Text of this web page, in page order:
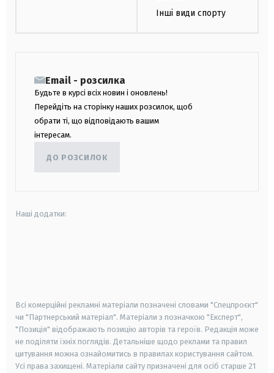
Інші види спорту
Email - розсилка
Будьте в курсі всіх новин і оновлень!
Перейдіть на сторінку наших розсилок, щоб
обрати ті, що відповідають вашим
інтересам.
ДО РОЗСИЛОК
Наші додатки:
Всі комерційні рекламні матеріали позначені словами "Спецпроєкт"
чи "Партнерський матеріал". Матеріали з позначкою "Експерт",
"Позиція" відображають позицію авторів та героїв. Редакція може
не поділяти їхніх поглядів. Детальніше щодо реклами та правил
цитування можна ознайомитись в правилах користування сайтом.
Усі права захищені. Матеріали сайту призначені для осіб старше 21